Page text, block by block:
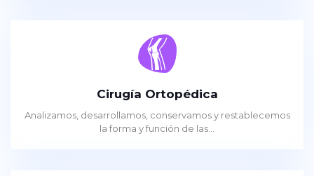
Cirugía Ortopédica
Analizamos, desarrollamos, conservamos y restablecemos
la forma y función de las...